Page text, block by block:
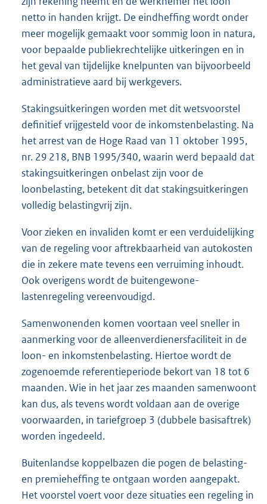
netto in handen krijgt. De eindheffing wordt onder
meer mogelijk gemaakt voor sommig loon in natura,
voor bepaalde publiekrechtelijke uitkeringen en in
het geval van tijdelijke knelpunten van bijvoorbeeld
administratieve aard bij werkgevers.
Stakingsuitkeringen worden met dit wetsvoorstel
definitief vrijgesteld voor de inkomstenbelasting. Na
het arrest van de Hoge Raad van 11 oktober 1995,
nr. 29 218, BNB 1995/340, waarin werd bepaald dat
stakingsuitkeringen onbelast zijn voor de
loonbelasting, betekent dit dat stakingsuitkeringen
volledig belastingvrij zijn.
Voor zieken en invaliden komt er een verduidelijking
van de regeling voor aftrekbaarheid van autokosten
die in zekere mate tevens een verruiming inhoudt.
Ook overigens wordt de buitengewone-
lastenregeling vereenvoudigd.
Samenwonenden komen voortaan veel sneller in
aanmerking voor de alleenverdienersfaciliteit in de
loon- en inkomstenbelasting. Hiertoe wordt de
zogenoemde referentieperiode bekort van 18 tot 6
maanden. Wie in het jaar zes maanden samenwoont
kan dus, als tevens wordt voldaan aan de overige
voorwaarden, in tariefgroep 3 (dubbele basisaftrek)
worden ingedeeld.
Buitenlandse koppelbazen die pogen de belasting-
en premieheffing te ontgaan worden aangepakt.
Het voorstel voert voor deze situaties een regeling in